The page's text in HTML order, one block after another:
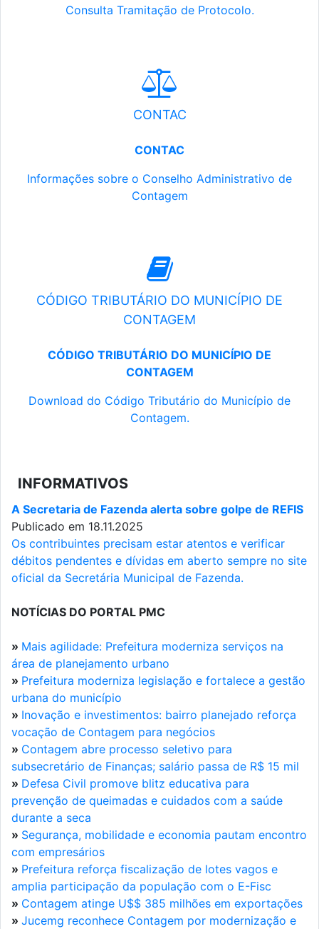
Consulta Tramitação de Protocolo.
CONTAC
CONTAC
Informações sobre o Conselho Administrativo de
Contagem
CÓDIGO TRIBUTÁRIO DO MUNICÍPIO DE
CONTAGEM
CÓDIGO TRIBUTÁRIO DO MUNICÍPIO DE
CONTAGEM
Download do Código Tributário do Município de
Contagem.
INFORMATIVOS
A Secretaria de Fazenda alerta sobre golpe de REFIS
Publicado em 18.11.2025
Os contribuintes precisam estar atentos e verificar
débitos pendentes e dívidas em aberto sempre no site
oficial da Secretária Municipal de Fazenda.
NOTÍCIAS DO PORTAL PMC
» Mais agilidade: Prefeitura moderniza serviços na
área de planejamento urbano
» Prefeitura moderniza legislação e fortalece a gestão
urbana do município
» Inovação e investimentos: bairro planejado reforça
vocação de Contagem para negócios
» Contagem abre processo seletivo para
subsecretário de Finanças; salário passa de R$ 15 mil
» Defesa Civil promove blitz educativa para
prevenção de queimadas e cuidados com a saúde
durante a seca
» Segurança, mobilidade e economia pautam encontro
com empresários
» Prefeitura reforça fiscalização de lotes vagos e
amplia participação da população com o E-Fisc
» Contagem atinge U$$ 385 milhões em exportações
» Jucemg reconhece Contagem por modernização e